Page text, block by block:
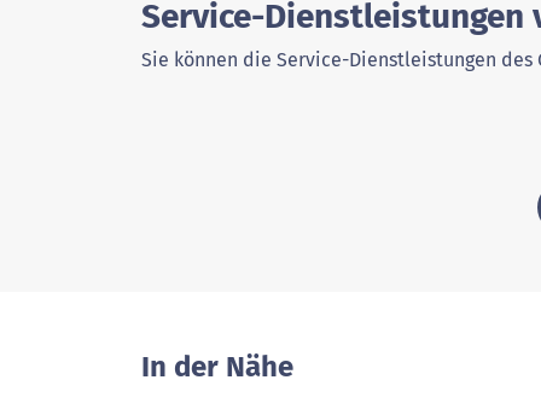
Service-
Sie können die Service-Dienstleistungen des
In der Nähe